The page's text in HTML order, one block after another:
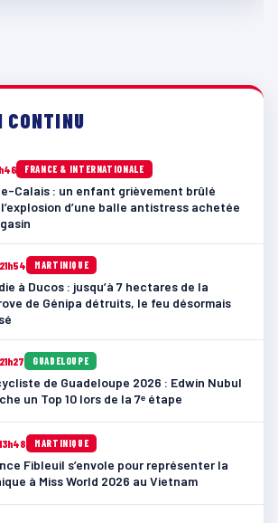
CONTINU
FRANCE & INTERNATIONALE
Calais : un enfant grièvement brûlé
d’une balle antistress achetée
MARTINIQUE
à Ducos : jusqu’à 7 hectares de la
de Génipa détruits, le feu désormais
GUADELOUPE
de Guadeloupe 2026 : Edwin Nubul
un Top 10 lors de la 7ᵉ étape
MARTINIQUE
Fibleuil s’envole pour représenter la
à Miss World 2026 au Vietnam